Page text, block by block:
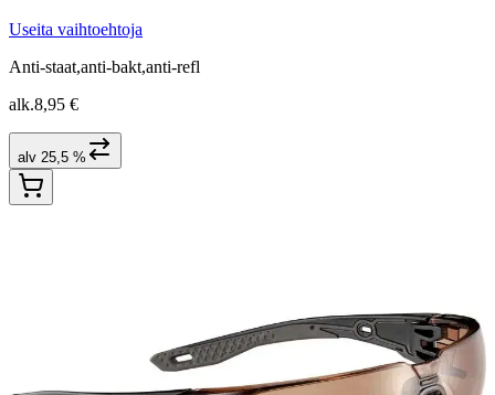
Useita vaihtoehtoja
Anti-staat,anti-bakt,anti-refl
alk.8,95 €
alv 25,5 %